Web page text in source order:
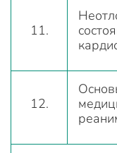
11.
12.